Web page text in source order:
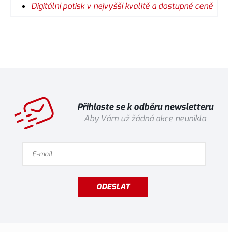
Digitální potisk v nejvyšší kvalitě a dostupné ceně
Přihlaste se k odběru newsletteru
Aby Vám už žádná akce neunikla
ODESLAT